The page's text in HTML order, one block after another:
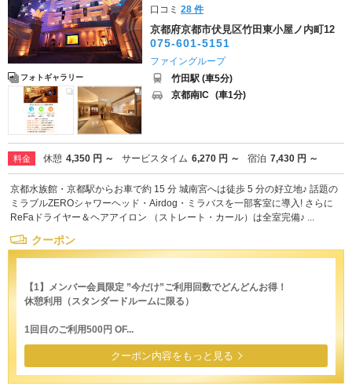
フォトギャラリー
口コミ28 件
京都府京都市伏見区竹田東小屋ノ内町12
075-601-5151
ファイングループ
竹田駅 (車5分)
京都南IC (車1分)
料金 休憩 4,350 円 ～ サービスタイム 6,270 円 ～ 宿泊 7,430 円 ～
京都水族館・京都駅からお車で約 15 分 城南宮へは徒歩 5 分の好立地♪ 話題の
ミラブルZEROシャワーヘッド・Airdog・ミラバスを一部客室に導入! さらに
ReFaドライヤー＆ヘアアイロン （ストレート・カール）は全室完備♪ ...
クーポン
【1】メンバー会員限定 ”今だけ”ご利用回数でどんどんお得！
休憩利用（スタンダードルームに限る）
1回目のご利用500円 OF...
クーポン内容をもっと見る